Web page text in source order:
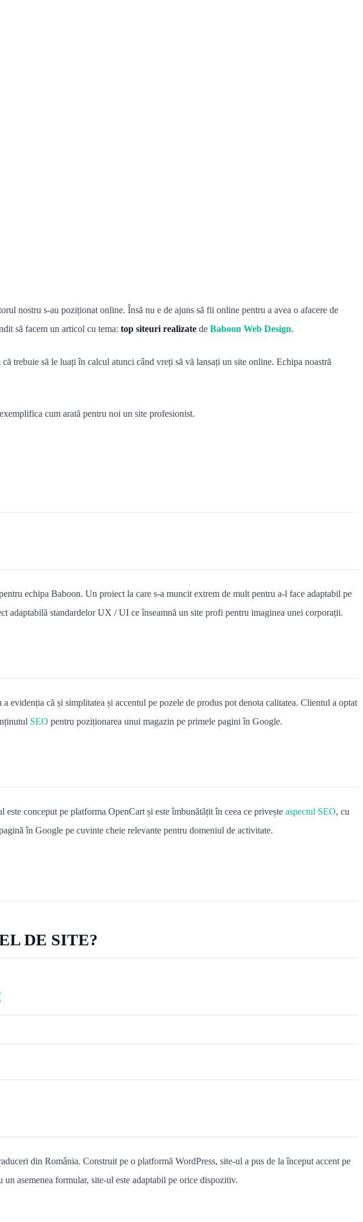
nostru s-au poziționat online. Însă nu e de ajuns să fii online pentru a avea o afacere de
să facem un articol cu tema: top siteuri realizate de Baboon Web Design.
trebuie să le luați în calcul atunci când vreți să vă lansați un site online. Echipa noastră
cum arată pentru noi un site profesionist.
echipa Baboon. Un proiect la care s-a muncit extrem de mult pentru a-l face adaptabil pe
adaptabilă standardelor UX / UI ce înseamnă un site profi pentru imaginea unei corporații.
că și simplitatea și accentul pe pozele de produs pot denota calitatea. Clientul a optat
SEO pentru poziționarea unui magazin pe primele pagini în Google.
conceput pe platforma OpenCart și este îmbunătățit în ceea ce privește aspectul SEO, cu
în Google pe cuvinte cheie relevante pentru domeniul de activitate.
DE SITE?
din România. Construit pe o platformă WordPress, site-ul a pus de la început accent pe
asemenea formular, site-ul este adaptabil pe orice dispozitiv.